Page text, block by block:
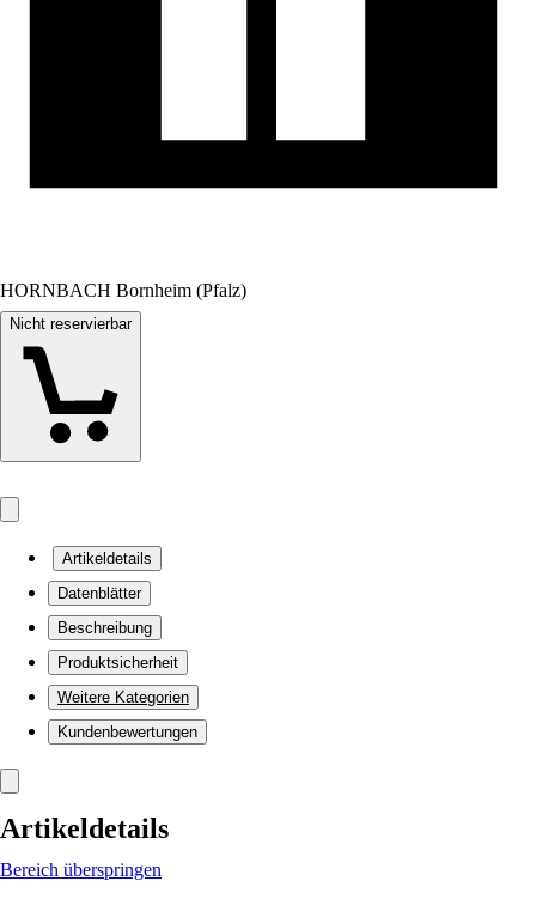
HORNBACH Bornheim (Pfalz)
Nicht reservierbar
Artikeldetails
Datenblätter
Beschreibung
Produktsicherheit
Weitere Kategorien
Kundenbewertungen
Artikeldetails
Bereich überspringen